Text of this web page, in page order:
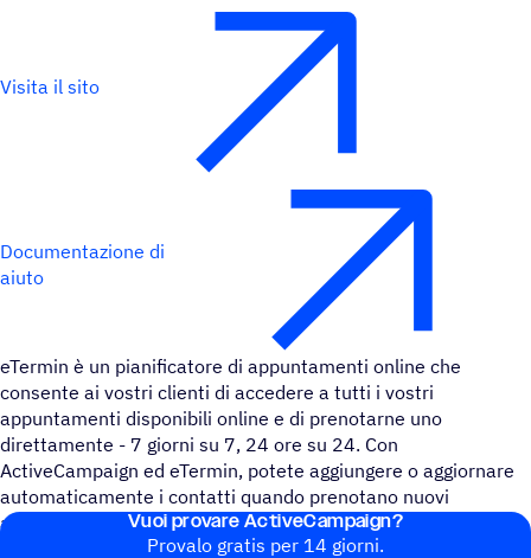
Visita il sito
Documentazione di
aiuto
eTermin è un pianificatore di appuntamenti online che
consente ai vostri clienti di accedere a tutti i vostri
appuntamenti disponibili online e di prenotarne uno
direttamente - 7 giorni su 7, 24 ore su 24. Con
ActiveCampaign ed eTermin, potete aggiungere o aggiornare
automaticamente i contatti quando prenotano nuovi
appuntamenti. Vuoi provare ActiveCampaign?
Provalo gratis per 14 giorni.